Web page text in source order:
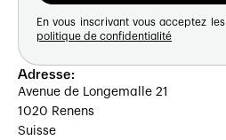
En vous inscrivant vous acceptez les
politique de confidentialité
Adresse:
Avenue de Longemalle 21
1020 Renens
Suisse